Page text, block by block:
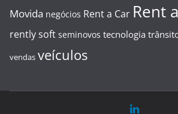
Movida negócios Rent a Car Rent
rently soft seminovos tecnologia
vendas veículos